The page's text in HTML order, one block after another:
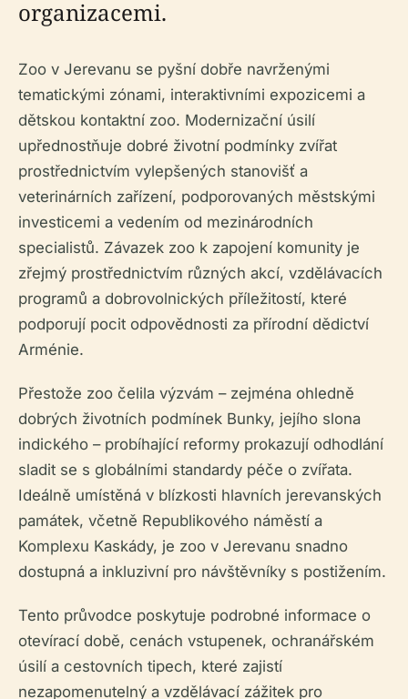
organizacemi.
Zoo v Jerevanu se pyšní dobře navrženými
tematickými zónami, interaktivními expozicemi a
dětskou kontaktní zoo. Modernizační úsilí
upřednostňuje dobré životní podmínky zvířat
prostřednictvím vylepšených stanovišť a
veterinárních zařízení, podporovaných městskými
investicemi a vedením od mezinárodních
specialistů. Závazek zoo k zapojení komunity je
zřejmý prostřednictvím různých akcí, vzdělávacích
programů a dobrovolnických příležitostí, které
podporují pocit odpovědnosti za přírodní dědictví
Arménie.
Přestože zoo čelila výzvám – zejména ohledně
dobrých životních podmínek Bunky, jejího slona
indického – probíhající reformy prokazují odhodlání
sladit se s globálními standardy péče o zvířata.
Ideálně umístěná v blízkosti hlavních jerevanských
památek, včetně Republikového náměstí a
Komplexu Kaskády, je zoo v Jerevanu snadno
dostupná a inkluzivní pro návštěvníky s postižením.
Tento průvodce poskytuje podrobné informace o
otevírací době, cenách vstupenek, ochranářském
úsilí a cestovních tipech, které zajistí
nezapomenutelný a vzdělávací zážitek pro